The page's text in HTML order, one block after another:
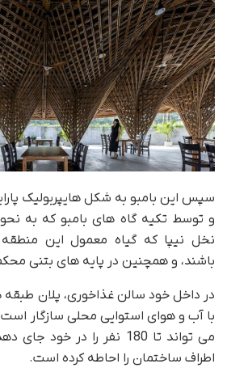
سپس این بامبو به شکل هایپربولیک
و توسط تکیه گاه های بامبو که به
نخل نیپا که گیاه معمول این
باشند، و همچنین در پایه های بتنی
در داخل خود سالن غذاخوری، پلان
با آب و هوای استوایی محلی سازگار
می تواند تا 180 نفر را در
اطراف ساختمان را احاطه کرده است.